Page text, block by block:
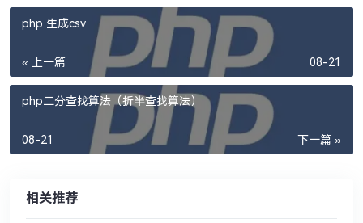
php 生成csv
« 上一篇 08-21
php二分查找算法（折半查找算法）
下一篇 »
08-21
相关推荐